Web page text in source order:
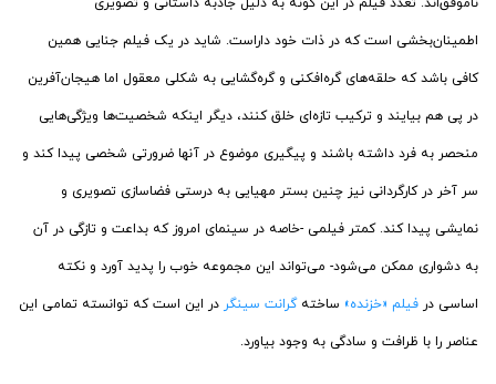
اطمینان‌بخشی است که در ذات خود داراست. شاید در یک فیلم جنایی همین
کافی باشد که حلقه‌های گره‌افکنی و گره‌گشایی به شکلی معقول اما هیجان‌آفرین
در پی هم بیایند و ترکیب تازه‌ای خلق کنند، دیگر اینکه شخصیت‌ها ویژگی‌هایی
منحصر به فرد داشته باشند و پیگیری موضوع در آنها ضرورتی شخصی پیدا کند و
سر آخر در کارگردانی نیز چنین بستر مهیایی به درستی فضاسازی تصویری و
نمایشی پیدا کند. کمتر فیلمی -خاصه در سینمای امروز که بداعت و تازگی در آن
به دشواری ممکن می‌شود- می‌تواند این مجموعه خوب را پدید آورد و نکته
اساسی در فیلم «خزنده» ساختهگرانت سینگر در این است که توانسته تمامی این
عناصر را با ظرافت و سادگی به وجود بیاورد.